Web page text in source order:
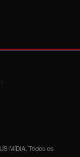
MÍDIA. Todos os